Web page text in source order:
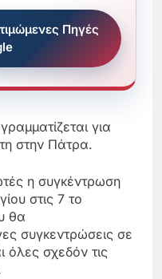
Πηγές
για
στην Πάτρα.
η συγκέντρωση
στις 7 το
θα
συγκεντρώσεις σε
όλες σχεδόν τις